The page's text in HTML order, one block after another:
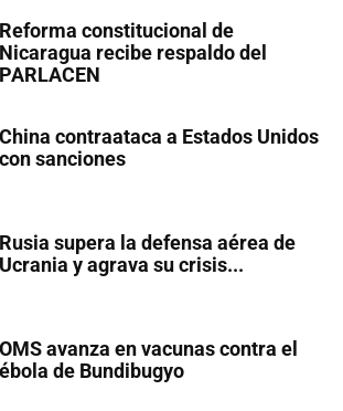
Reforma constitucional de
Nicaragua recibe respaldo del
PARLACEN
China contraataca a Estados Unidos
con sanciones
Rusia supera la defensa aérea de
Ucrania y agrava su crisis...
OMS avanza en vacunas contra el
ébola de Bundibugyo